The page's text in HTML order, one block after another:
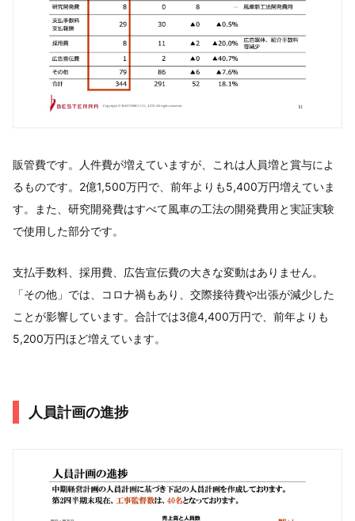
販管費です。人件費が増えていますが、これは人員増と賞与によ
るものです。2億1,500万円で、前年よりも5,400万円増えていま
す。また、研究開発費はすべて風車の工法の開発費用と実証実験
で使用した部分です。
支払手数料、採用費、広告宣伝費の大きな変動はありません。
「その他」では、コロナ禍もあり、交際接待費や出張が減少した
ことが影響しています。合計では3億4,400万円で、前年よりも
5,200万円ほど増えています。
人員計画の進捗